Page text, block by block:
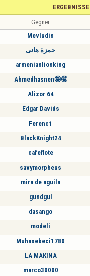
ERGEBNISSE
Gegner
Mevludin
حمزة هانى
armenianlionking
Ahmedhasnen🤪🤪
Alizor 64
Edgar Davids
Ferenc1
BlackKnight24
cafeflote
savymorpheus
mira de aguila
gundgul
dasango
modeli
Muhasebeci1780
LA MAKINA
marco30000